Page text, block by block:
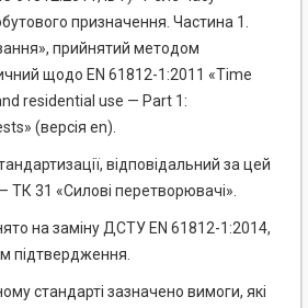
призначення. Частина 1.
прийнятий методом
щодо EN 61812-1:2011 «Time
residential use — Part 1:
(версія en).
відповідальний за цей
ТК 31 «Силові перетворювачі».
на заміну ДСТУ EN 61812-1:2014,
підтвердження.
стандарті зазначено вимоги, які